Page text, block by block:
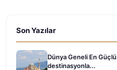
Son Yazılar
Dünya Geneli En
destinasyonla...